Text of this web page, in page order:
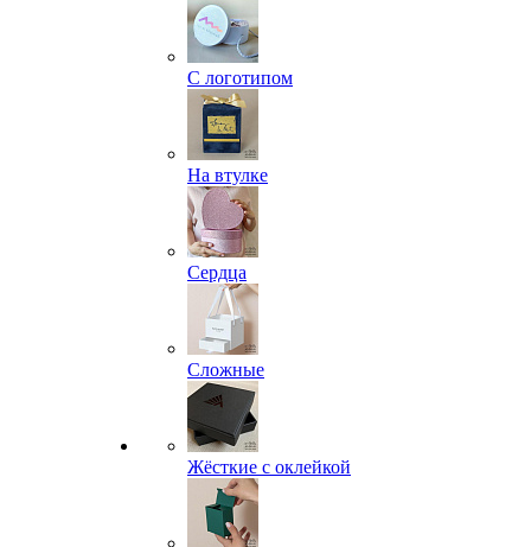
С логотипом
На втулке
Сердца
Сложные
Жёсткие с оклейкой